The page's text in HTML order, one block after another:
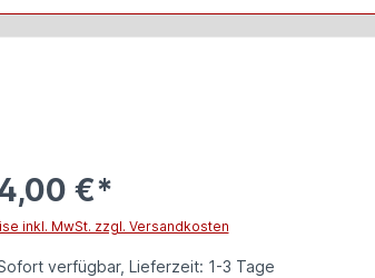
€*
inkl. MwSt. zzgl. Versandkosten
verfügbar, Lieferzeit: 1-3 Tage